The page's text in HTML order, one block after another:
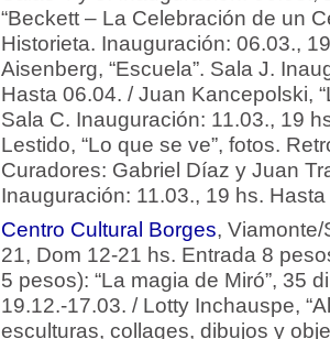
“Beckett – La Celebración de un
Historieta. Inauguración: 06.03.,
Aisenberg, “Escuela”. Sala J.
Hasta 06.04. / Juan Kancepolski,
Sala C. Inauguración: 11.03., 19
Lestido, “Lo que se ve”, fotos.
Curadores: Gabriel Díaz y Juan
Inauguración: 11.03., 19 hs.
Centro Cultural Borges,
21, Dom 12-21 hs. Entrada 8
5 pesos): “La magia de Miró”, 35
19.12.-17.03. / Lotty Inchauspe,
esculturas, collages, dibujos y